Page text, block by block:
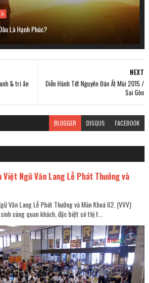
Là Hạnh Phúc?
NEXT
Diễn Hành Tết Nguyên Đán Ất Mùi 2015 /
Sai Gòn
& tri ân
BLOGGER DISQUS FACEBOOK
Việt Ngữ Văn Lang Lễ Phát Thưởng và
Văn Lang Lễ Phát Thưởng và Mãn Khoá 62. (VVV)
cùng quan khách, đặc biệt có thị t...